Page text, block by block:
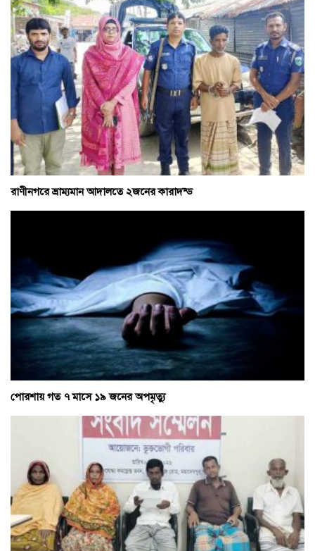
রাণীনগরে ভ্রাম্যমান আদালতে ২জনের কারাদন্ড
পোরশায় গত ৭ মাসে ১৯ জনের অপমৃত্যু